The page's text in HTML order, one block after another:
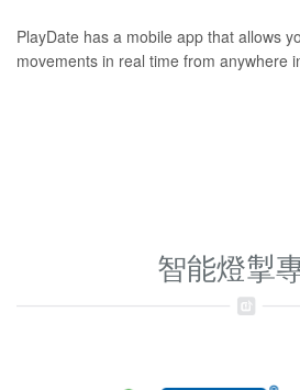
PlayDate has a mobile app that allows
movements in real time from anywhere
智能燈掣